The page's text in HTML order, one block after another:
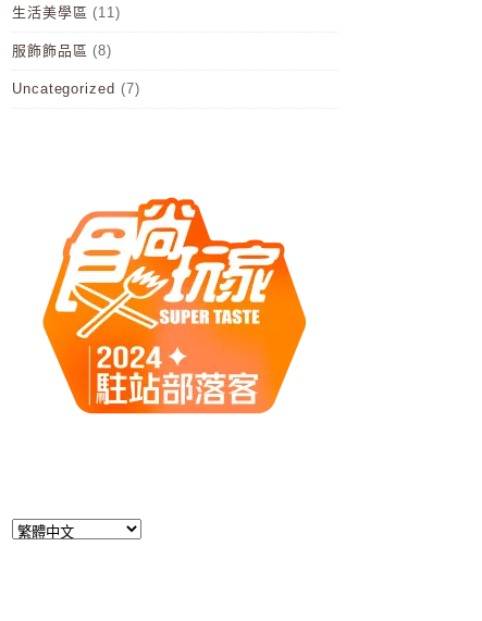
生活美學區 (11)
服飾飾品區 (8)
Uncategorized (7)